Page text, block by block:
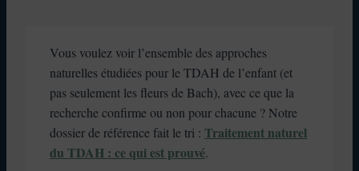
Vous voulez voir l’ensemble des approches
naturelles étudiées pour le TDAH de l’enfant (et
pas seulement les fleurs de Bach), avec ce que la
recherche confirme ou non pour chacune ? Notre
dossier de référence fait le tri : Traitement naturel
du TDAH : ce qui est prouvé.